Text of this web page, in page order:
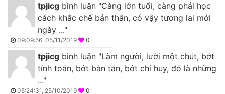
tpjicg bình luận "Càng lớn tuổi, càng phải học
cách khắc chế bản thân, có vậy tương lai mới
ngày ..."
09:09:56, 05/11/2019 0
tpjicg bình luận "Làm người, lười một chút, bớt
tính toán, bớt bàn tán, bớt chỉ huy, đó là những
..."
05:24:31, 25/10/2019 0